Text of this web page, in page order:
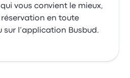
vous convient le mieux,
en toute
sur l’application Busbud.